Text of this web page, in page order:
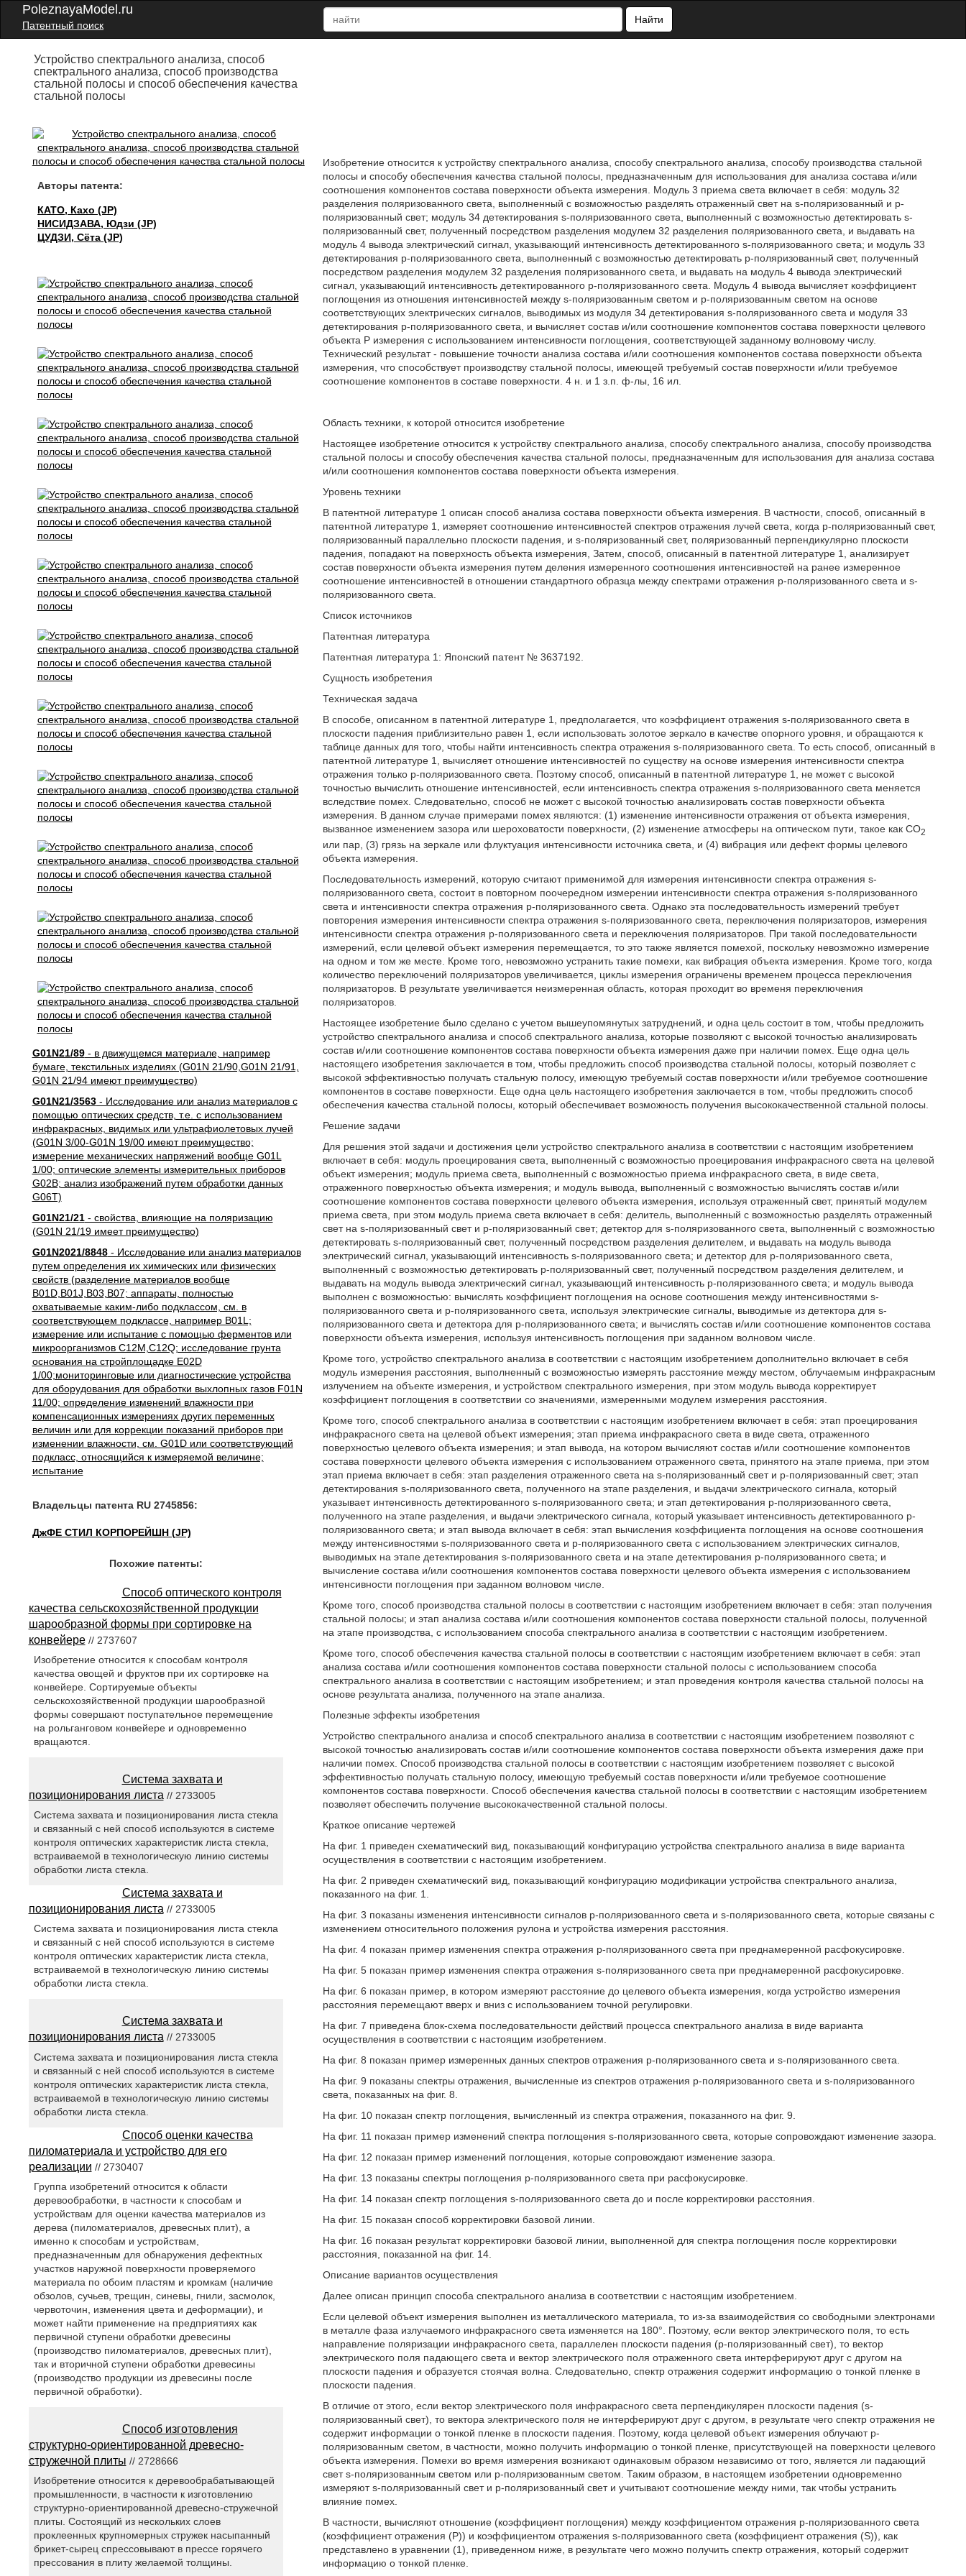
PoleznayaModel.ru
Патентный поиск
Найти
Устройство спектрального анализа, способ
спектрального анализа, способ производства
стальной полосы и способ обеспечения качества
стальной полосы
Авторы патента:
КАТО, Кахо (JP)
НИСИДЗАВА, Юдзи (JP)
ЦУДЗИ, Сёта (JP)
G01N21/89- в движущемся материале, например
бумаге, текстильных изделиях (G01N 21/90,G01N 21/91,
G01N 21/94 имеют преимущество)
G01N21/3563- Исследование или анализ материалов с
помощью оптических средств, т.е. с использованием
инфракрасных, видимых или ультрафиолетовых лучей
(G01N 3/00-G01N 19/00 имеют преимущество;
измерение механических напряжений вообще G01L
1/00; оптические элементы измерительных приборов
G02B; анализ изображений путем обработки данных
G06T)
G01N21/21- свойства, влияющие на поляризацию
(G01N 21/19 имеет преимущество)
G01N2021/8848- Исследование или анализ материалов
путем определения их химических или физических
свойств (разделение материалов вообще
B01D,B01J,B03,B07; аппараты, полностью
охватываемые каким-либо подклассом, см. в
соответствующем подклассе, например B01L;
измерение или испытание с помощью ферментов или
микроорганизмов C12M,C12Q; исследование грунта
основания на стройплощадке E02D
1/00;мониторинговые или диагностические устройства
для оборудования для обработки выхлопных газов F01N
11/00; определение изменений влажности при
компенсационных измерениях других переменных
величин или для коррекции показаний приборов при
изменении влажности, см. G01D или соответствующий
подкласс, относящийся к измеряемой величине;
испытание
Владельцы патента RU 2745856:
ДжФЕ СТИЛ КОРПОРЕЙШН (JP)
Изобретение относится к устройству спектрального анализа, способу спектрального анализа, способу производства стальной
полосы и способу обеспечения качества стальной полосы, предназначенным для использования для анализа состава и/или
соотношения компонентов состава поверхности объекта измерения. Модуль 3 приема света включает в себя: модуль 32
разделения поляризованного света, выполненный с возможностью разделять отраженный свет на s-поляризованный и p-
поляризованный свет; модуль 34 детектирования s-поляризованного света, выполненный с возможностью детектировать s-
поляризованный свет, полученный посредством разделения модулем 32 разделения поляризованного света, и выдавать на
модуль 4 вывода электрический сигнал, указывающий интенсивность детектированного s-поляризованного света; и модуль 33
детектирования p-поляризованного света, выполненный с возможностью детектировать p-поляризованный свет, полученный
посредством разделения модулем 32 разделения поляризованного света, и выдавать на модуль 4 вывода электрический
сигнал, указывающий интенсивность детектированного p-поляризованного света. Модуль 4 вывода вычисляет коэффициент
поглощения из отношения интенсивностей между s-поляризованным светом и p-поляризованным светом на основе
соответствующих электрических сигналов, выводимых из модуля 34 детектирования s-поляризованного света и модуля 33
детектирования p-поляризованного света, и вычисляет состав и/или соотношение компонентов состава поверхности целевого
объекта P измерения с использованием интенсивности поглощения, соответствующей заданному волновому числу.
Технический результат - повышение точности анализа состава и/или соотношения компонентов состава поверхности объекта
измерения, что способствует производству стальной полосы, имеющей требуемый состав поверхности и/или требуемое
соотношение компонентов в составе поверхности. 4 н. и 1 з.п. ф-лы, 16 ил.
Область техники, к которой относится изобретение
Настоящее изобретение относится к устройству спектрального анализа, способу спектрального анализа, способу производства
стальной полосы и способу обеспечения качества стальной полосы, предназначенным для использования для анализа состава
и/или соотношения компонентов состава поверхности объекта измерения.
Уровень техники
В патентной литературе 1 описан способ анализа состава поверхности объекта измерения. В частности, способ, описанный в
патентной литературе 1, измеряет соотношение интенсивностей спектров отражения лучей света, когда p-поляризованный свет,
поляризованный параллельно плоскости падения, и s-поляризованный свет, поляризованный перпендикулярно плоскости
падения, попадают на поверхность объекта измерения, Затем, способ, описанный в патентной литературе 1, анализирует
состав поверхности объекта измерения путем деления измеренного соотношения интенсивностей на ранее измеренное
соотношение интенсивностей в отношении стандартного образца между спектрами отражения p-поляризованного света и s-
поляризованного света.
Список источников
Патентная литература
Патентная литература 1: Японский патент № 3637192.
Сущность изобретения
Техническая задача
В способе, описанном в патентной литературе 1, предполагается, что коэффициент отражения s-поляризованного света в
плоскости падения приблизительно равен 1, если использовать золотое зеркало в качестве опорного уровня, и обращаются к
таблице данных для того, чтобы найти интенсивность спектра отражения s-поляризованного света. То есть способ, описанный в
патентной литературе 1, вычисляет отношение интенсивностей по существу на основе измерения интенсивности спектра
отражения только p-поляризованного света. Поэтому способ, описанный в патентной литературе 1, не может с высокой
точностью вычислить отношение интенсивностей, если интенсивность спектра отражения s-поляризованного света меняется
вследствие помех. Следовательно, способ не может с высокой точностью анализировать состав поверхности объекта
измерения. В данном случае примерами помех являются: (1) изменение интенсивности отражения от объекта измерения,
вызванное изменением зазора или шероховатости поверхности, (2) изменение атмосферы на оптическом пути, такое как CO2
или пар, (3) грязь на зеркале или флуктуация интенсивности источника света, и (4) вибрация или дефект формы целевого
объекта измерения.
Последовательность измерений, которую считают применимой для измерения интенсивности спектра отражения s-
поляризованного света, состоит в повторном поочередном измерении интенсивности спектра отражения s-поляризованного
света и интенсивности спектра отражения p-поляризованного света. Однако эта последовательность измерений требует
повторения измерения интенсивности спектра отражения s-поляризованного света, переключения поляризаторов, измерения
интенсивности спектра отражения p-поляризованного света и переключения поляризаторов. При такой последовательности
измерений, если целевой объект измерения перемещается, то это также является помехой, поскольку невозможно измерение
на одном и том же месте. Кроме того, невозможно устранить такие помехи, как вибрация объекта измерения. Кроме того, когда
количество переключений поляризаторов увеличивается, циклы измерения ограничены временем процесса переключения
поляризаторов. В результате увеличивается неизмеренная область, которая проходит во временя переключения
поляризаторов.
Настоящее изобретение было сделано с учетом вышеупомянутых затруднений, и одна цель состоит в том, чтобы предложить
устройство спектрального анализа и способ спектрального анализа, которые позволяют с высокой точностью анализировать
состав и/или соотношение компонентов состава поверхности объекта измерения даже при наличии помех. Еще одна цель
настоящего изобретения заключается в том, чтобы предложить способ производства стальной полосы, который позволяет с
высокой эффективностью получать стальную полосу, имеющую требуемый состав поверхности и/или требуемое соотношение
компонентов в составе поверхности. Еще одна цель настоящего изобретения заключается в том, чтобы предложить способ
обеспечения качества стальной полосы, который обеспечивает возможность получения высококачественной стальной полосы.
Решение задачи
Для решения этой задачи и достижения цели устройство спектрального анализа в соответствии с настоящим изобретением
включает в себя: модуль проецирования света, выполненный с возможностью проецирования инфракрасного света на целевой
объект измерения; модуль приема света, выполненный с возможностью приема инфракрасного света, в виде света,
отраженного поверхностью объекта измерения; и модуль вывода, выполненный с возможностью вычислять состав и/или
соотношение компонентов состава поверхности целевого объекта измерения, используя отраженный свет, принятый модулем
приема света, при этом модуль приема света включает в себя: делитель, выполненный с возможностью разделять отраженный
свет на s-поляризованный свет и p-поляризованный свет; детектор для s-поляризованного света, выполненный с возможностью
детектировать s-поляризованный свет, полученный посредством разделения делителем, и выдавать на модуль вывода
электрический сигнал, указывающий интенсивность s-поляризованного света; и детектор для p-поляризованного света,
выполненный с возможностью детектировать p-поляризованный свет, полученный посредством разделения делителем, и
выдавать на модуль вывода электрический сигнал, указывающий интенсивность p-поляризованного света; и модуль вывода
выполнен с возможностью: вычислять коэффициент поглощения на основе соотношения между интенсивностями s-
поляризованного света и p-поляризованного света, используя электрические сигналы, выводимые из детектора для s-
поляризованного света и детектора для p-поляризованного света; и вычислять состав и/или соотношение компонентов состава
поверхности объекта измерения, используя интенсивность поглощения при заданном волновом числе.
Кроме того, устройство спектрального анализа в соответствии с настоящим изобретением дополнительно включает в себя
модуль измерения расстояния, выполненный с возможностью измерять расстояние между местом, облучаемым инфракрасным
излучением на объекте измерения, и устройством спектрального измерения, при этом модуль вывода корректирует
коэффициент поглощения в соответствии со значениями, измеренными модулем измерения расстояния.
Кроме того, способ спектрального анализа в соответствии с настоящим изобретением включает в себя: этап проецирования
инфракрасного света на целевой объект измерения; этап приема инфракрасного света в виде света, отраженного
поверхностью целевого объекта измерения; и этап вывода, на котором вычисляют состав и/или соотношение компонентов
состава поверхности целевого объекта измерения с использованием отраженного света, принятого на этапе приема, при этом
этап приема включает в себя: этап разделения отраженного света на s-поляризованный свет и p-поляризованный свет; этап
детектирования s-поляризованного света, полученного на этапе разделения, и выдачи электрического сигнала, который
указывает интенсивность детектированного s-поляризованного света; и этап детектирования p-поляризованного света,
полученного на этапе разделения, и выдачи электрического сигнала, который указывает интенсивность детектированного p-
поляризованного света; и этап вывода включает в себя: этап вычисления коэффициента поглощения на основе соотношения
между интенсивностями s-поляризованного света и p-поляризованного света с использованием электрических сигналов,
выводимых на этапе детектирования s-поляризованного света и на этапе детектирования p-поляризованного света; и
вычисление состава и/или соотношения компонентов состава поверхности целевого объекта измерения с использованием
интенсивности поглощения при заданном волновом числе.
Кроме того, способ производства стальной полосы в соответствии с настоящим изобретением включает в себя: этап получения
стальной полосы; и этап анализа состава и/или соотношения компонентов состава поверхности стальной полосы, полученной
на этапе производства, с использованием способа спектрального анализа в соответствии с настоящим изобретением.
Кроме того, способ обеспечения качества стальной полосы в соответствии с настоящим изобретением включает в себя: этап
анализа состава и/или соотношения компонентов состава поверхности стальной полосы с использованием способа
спектрального анализа в соответствии с настоящим изобретением; и этап проведения контроля качества стальной полосы на
основе результата анализа, полученного на этапе анализа.
Полезные эффекты изобретения
Устройство спектрального анализа и способ спектрального анализа в соответствии с настоящим изобретением позволяют с
высокой точностью анализировать состав и/или соотношение компонентов состава поверхности объекта измерения даже при
наличии помех. Способ производства стальной полосы в соответствии с настоящим изобретением позволяет с высокой
эффективностью получать стальную полосу, имеющую требуемый состав поверхности и/или требуемое соотношение
компонентов состава поверхности. Способ обеспечения качества стальной полосы в соответствии с настоящим изобретением
позволяет обеспечить получение высококачественной стальной полосы.
Краткое описание чертежей
На фиг. 1 приведен схематический вид, показывающий конфигурацию устройства спектрального анализа в виде варианта
осуществления в соответствии с настоящим изобретением.
На фиг. 2 приведен схематический вид, показывающий конфигурацию модификации устройства спектрального анализа,
показанного на фиг. 1.
На фиг. 3 показаны изменения интенсивности сигналов p-поляризованного света и s-поляризованного света, которые связаны с
изменением относительного положения рулона и устройства измерения расстояния.
На фиг. 4 показан пример изменения спектра отражения p-поляризованного света при преднамеренной расфокусировке.
На фиг. 5 показан пример изменения спектра отражения s-поляризованного света при преднамеренной расфокусировке.
На фиг. 6 показан пример, в котором измеряют расстояние до целевого объекта измерения, когда устройство измерения
расстояния перемещают вверх и вниз с использованием точной регулировки.
На фиг. 7 приведена блок-схема последовательности действий процесса спектрального анализа в виде варианта
осуществления в соответствии с настоящим изобретением.
На фиг. 8 показан пример измеренных данных спектров отражения p-поляризованного света и s-поляризованного света.
На фиг. 9 показаны спектры отражения, вычисленные из спектров отражения p-поляризованного света и s-поляризованного
света, показанных на фиг. 8.
На фиг. 10 показан спектр поглощения, вычисленный из спектра отражения, показанного на фиг. 9.
На фиг. 11 показан пример изменений спектра поглощения s-поляризованного света, которые сопровождают изменение зазора.
На фиг. 12 показан пример изменений поглощения, которые сопровождают изменение зазора.
На фиг. 13 показаны спектры поглощения p-поляризованного света при расфокусировке.
На фиг. 14 показан спектр поглощения s-поляризованного света до и после корректировки расстояния.
На фиг. 15 показан способ корректировки базовой линии.
На фиг. 16 показан результат корректировки базовой линии, выполненной для спектра поглощения после корректировки
расстояния, показанной на фиг. 14.
Описание вариантов осуществления
Далее описан принцип способа спектрального анализа в соответствии с настоящим изобретением.
Если целевой объект измерения выполнен из металлического материала, то из-за взаимодействия со свободными электронами
в металле фаза излучаемого инфракрасного света изменяется на 180°. Поэтому, если вектор электрического поля, то есть
направление поляризации инфракрасного света, параллелен плоскости падения (p-поляризованный свет), то вектор
электрического поля падающего света и вектор электрического поля отраженного света интерферируют друг с другом на
плоскости падения и образуется стоячая волна. Следовательно, спектр отражения содержит информацию о тонкой пленке в
плоскости падения.
В отличие от этого, если вектор электрического поля инфракрасного света перпендикулярен плоскости падения (s-
поляризованный свет), то вектора электрического поля не интерферируют друг с другом, в результате чего спектр отражения не
содержит информации о тонкой пленке в плоскости падения. Поэтому, когда целевой объект измерения облучают p-
поляризованным светом, в частности, можно получить информацию о тонкой пленке, присутствующей на поверхности целевого
объекта измерения. Помехи во время измерения возникают одинаковым образом независимо от того, является ли падающий
свет s-поляризованным светом или p-поляризованным светом. Таким образом, в настоящем изобретении одновременно
измеряют s-поляризованный свет и p-поляризованный свет и учитывают соотношение между ними, так чтобы устранить
влияние помех.
В частности, вычисляют отношение (коэффициент поглощения) между коэффициентом отражения p-поляризованного света
(коэффициент отражения (P)) и коэффициентом отражения s-поляризованного света (коэффициент отражения (S)), как
представлено в уравнении (1), приведенном ниже, в результате чего можно получить спектр отражения, который содержит
информацию о тонкой пленке.
Похожие патенты:
Способ оптического контроля
качества сельскохозяйственной продукции
шарообразной формы при сортировке на
конвейере// 2737607
Изобретение относится к способам контроля
качества овощей и фруктов при их сортировке на
конвейере. Сортируемые объекты
сельскохозяйственной продукции шарообразной
формы совершают поступательное перемещение
на рольганговом конвейере и одновременно
вращаются.
Система захвата и
позиционирования листа // 2733005
Система захвата и позиционирования листа стекла
и связанный с ней способ используются в системе
контроля оптических характеристик листа стекла,
встраиваемой в технологическую линию системы
обработки листа стекла.
Система захвата и
позиционирования листа// 2733005
Система захвата и позиционирования листа стекла
и связанный с ней способ используются в системе
контроля оптических характеристик листа стекла,
встраиваемой в технологическую линию системы
обработки листа стекла.
Система захвата и
позиционирования листа// 2733005
Система захвата и позиционирования листа стекла
и связанный с ней способ используются в системе
контроля оптических характеристик листа стекла,
встраиваемой в технологическую линию системы
обработки листа стекла.
Способ оценки качества
пиломатериала и устройство для его
реализации // 2730407
Группа изобретений относится к области
деревообработки, в частности к способам и
устройствам для оценки качества материалов из
дерева (пиломатериалов, древесных плит), а
именно к способам и устройствам,
предназначенным для обнаружения дефектных
участков наружной поверхности проверяемого
материала по обоим пластям и кромкам (наличие
обзолов, сучьев, трещин, синевы, гнили, засмолок,
червоточин, изменения цвета и деформации), и
может найти применение на предприятиях как
первичной ступени обработки древесины
(производство пиломатериалов, древесных плит),
так и вторичной ступени обработки древесины
(производство продукции из древесины после
первичной обработки).
Способ изготовления
структурно-ориентированной древесно-
стружечной плиты // 2728666
Изобретение относится к деревообрабатывающей
промышленности, в частности к изготовлению
структурно-ориентированной древесно-стружечной
плиты. Состоящий из нескольких слоев
проклеенных крупномерных стружек насыпанный
брикет-сырец спрессовывают в прессе горячего
прессования в плиту желаемой толщины.